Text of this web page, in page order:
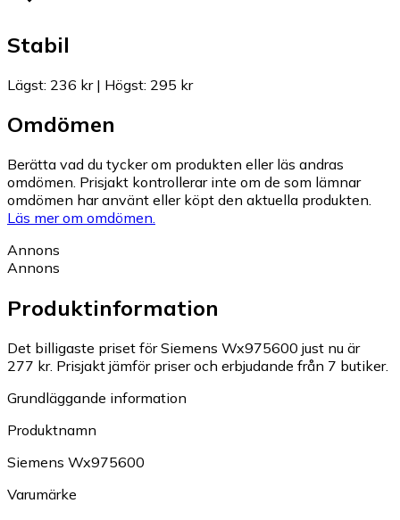
Stabil
Lägst: 236 kr| Högst: 295 kr
Omdömen
Berätta vad du tycker om produkten eller läs andras
omdömen. Prisjakt kontrollerar inte om de som lämnar
omdömen har använt eller köpt den aktuella produkten.
Läs mer om omdömen.
Annons
Annons
Produktinformation
Det billigaste priset för Siemens Wx975600 just nu är
277 kr. Prisjakt jämför priser och erbjudande från 7 butiker.
Grundläggande information
Produktnamn
Siemens Wx975600
Varumärke